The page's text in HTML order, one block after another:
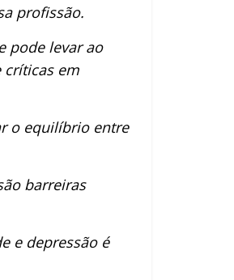
profissão.
pode levar ao
críticas em
o equilíbrio entre
barreiras
e depressão é